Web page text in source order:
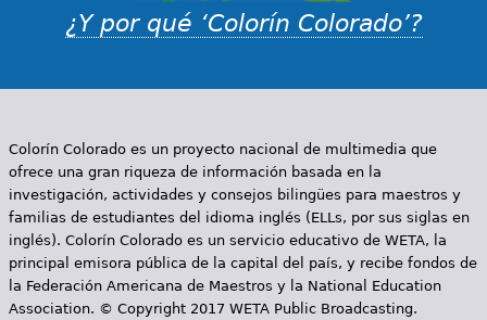
¿Y por qué ‘Colorín Colorado’?
Colorín Colorado es un proyecto nacional de multimedia que
ofrece una gran riqueza de información basada en la
investigación, actividades y consejos bilingües para maestros y
familias de estudiantes del idioma inglés (ELLs, por sus siglas en
inglés). Colorín Colorado es un servicio educativo de WETA, la
principal emisora pública de la capital del país, y recibe fondos de
la Federación Americana de Maestros y la National Education
Association. © Copyright 2017 WETA Public Broadcasting.